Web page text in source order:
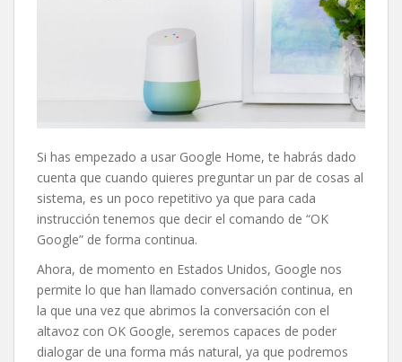
Si has empezado a usar Google Home, te habrás dado
cuenta que cuando quieres preguntar un par de cosas al
sistema, es un poco repetitivo ya que para cada
instrucción tenemos que decir el comando de “OK
Google” de forma continua.
Ahora, de momento en Estados Unidos, Google nos
permite lo que han llamado conversación continua, en
la que una vez que abrimos la conversación con el
altavoz con OK Google, seremos capaces de poder
dialogar de una forma más natural, ya que podremos